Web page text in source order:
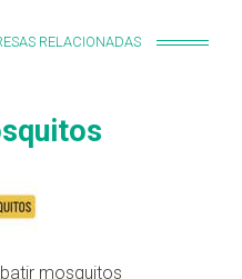
RELACIONADAS
mosquitos